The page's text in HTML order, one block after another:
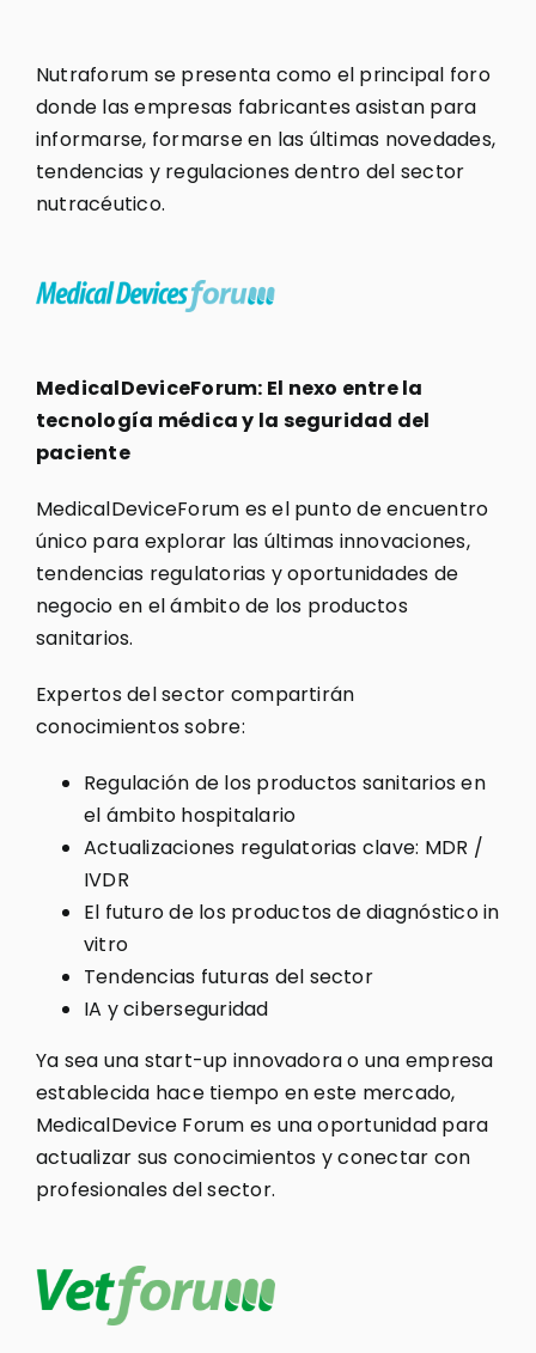
Nutraforum se presenta como el principal foro
donde las empresas fabricantes asistan para
informarse, formarse en las últimas novedades,
tendencias y regulaciones dentro del sector
nutracéutico.
MedicalDeviceForum: El nexo entre la
tecnología médica y la seguridad del
paciente
MedicalDeviceForum es el punto de encuentro
único para explorar las últimas innovaciones,
tendencias regulatorias y oportunidades de
negocio en el ámbito de los productos
sanitarios.
Expertos del sector compartirán
conocimientos sobre:
Regulación de los productos sanitarios en
el ámbito hospitalario
Actualizaciones regulatorias clave: MDR /
IVDR
El futuro de los productos de diagnóstico in
vitro
Tendencias futuras del sector
IA y ciberseguridad
Ya sea una start-up innovadora o una empresa
establecida hace tiempo en este mercado,
MedicalDevice Forum es una oportunidad para
actualizar sus conocimientos y conectar con
profesionales del sector.